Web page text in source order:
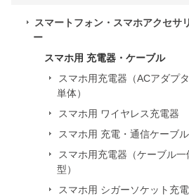
会員メニュー
お買いもの履歴
閲覧履歴
ほしいもの
スマートフォン・スマホアクセサリ
ー
スマホ用 充電器・ケーブル
スマホ用充電器（ACアダプタ
単体）
スマホ用 ワイヤレス充電器
スマホ用 充電・通信ケーブル
スマホ用充電器（ケーブル一
型）
スマホ用 シガーソケット充電